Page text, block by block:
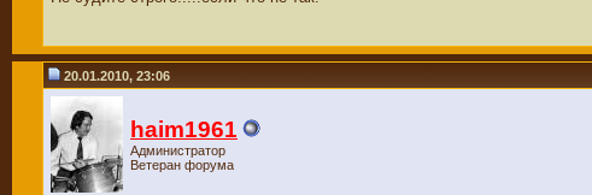
20.01.2010, 23:06
haim1961
Администратор
Ветеран форума